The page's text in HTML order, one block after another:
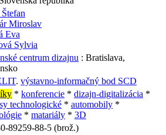
Miroslav
Eva
Sylvia
centrum dizajnu : Bratislava,
. výstavno-informačný bod SCD
* konferencie * dizajn-digitalizácia *
technologické * automobily *
* matariály * 3D
89259-88-5 (brož.)